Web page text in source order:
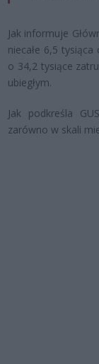
Jak informuje
niecałe 6,5
o 34,2 tysiące
ubiegłym.
Jak podkreśla
zarówno w skali